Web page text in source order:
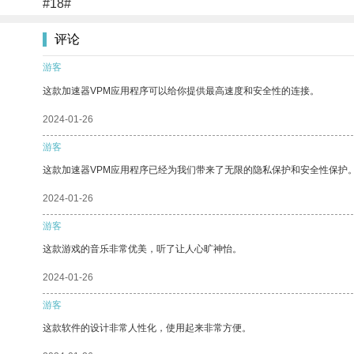
#18#
评论
游客
这款加速器VPM应用程序可以给你提供最高速度和安全性的连接。
2024-01-26
游客
这款加速器VPM应用程序已经为我们带来了无限的隐私保护和安全性保护
2024-01-26
游客
这款游戏的音乐非常优美，听了让人心旷神怡。
2024-01-26
游客
这款软件的设计非常人性化，使用起来非常方便。